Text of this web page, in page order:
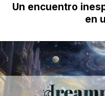
Un encuentro
en